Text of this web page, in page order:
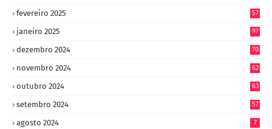
fevereiro 2025 57
janeiro 2025 97
dezembro 2024 70
novembro 2024 62
outubro 2024 63
setembro 2024 57
agosto 2024 7